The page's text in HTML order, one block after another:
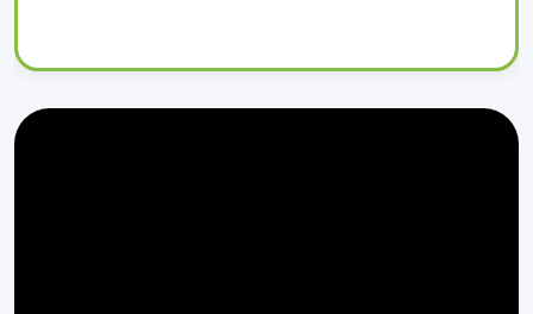
❮
Hotel GM